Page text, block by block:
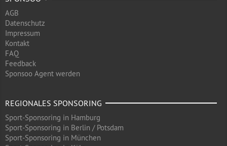
AGB
Datenschutz
Impressum
Kontakt
FAQ
Feedback
Sponsoo Agent werden
REGIONALES SPONSORING
Sport-Sponsoring in Hamburg
Sport-Sponsoring in Berlin / Potsdam
Sport-Sponsoring in München